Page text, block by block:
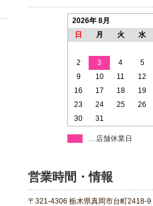
2026年 8月
日
月 火 水
2
3 4 5
9
10 11 12
16
17 18 19
23
24 25 26
30
31
…店舗休業日
営業時間・情報
〒321-4306 栃木県真岡市台町2418-9